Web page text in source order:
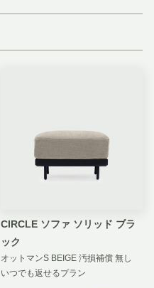
CIRCLE ソファ ソリッド ブラ
ック
オットマンS BEIGE 汚損補償 無し
いつでも返せるプラン